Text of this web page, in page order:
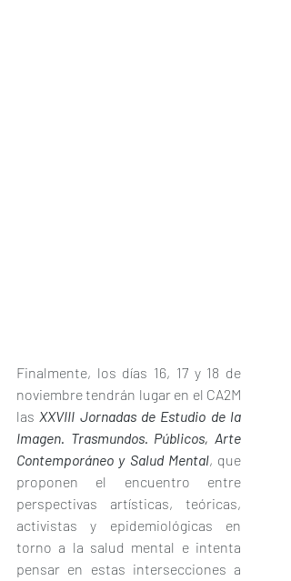
Finalmente, los días 16, 17 y 18 de
noviembre tendrán lugar en el CA2M
las XXVIII Jornadas de Estudio de la
Imagen. Trasmundos. Públicos, Arte
Contemporáneo y Salud Mental, que
proponen el encuentro entre
perspectivas artísticas, teóricas,
activistas y epidemiológicas en
torno a la salud mental e intenta
pensar en estas intersecciones a